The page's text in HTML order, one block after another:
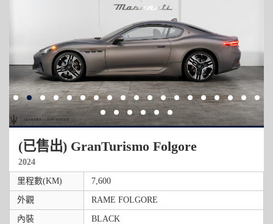
(已售出) GranTurismo Folgore
2024
里程數(KM) 7,600
外觀 RAME FOLGORE
內裝 BLACK